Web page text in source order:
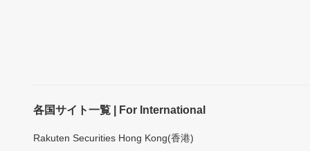
各国サイト一覧 | For International
Rakuten Securities Hong Kong(香港)